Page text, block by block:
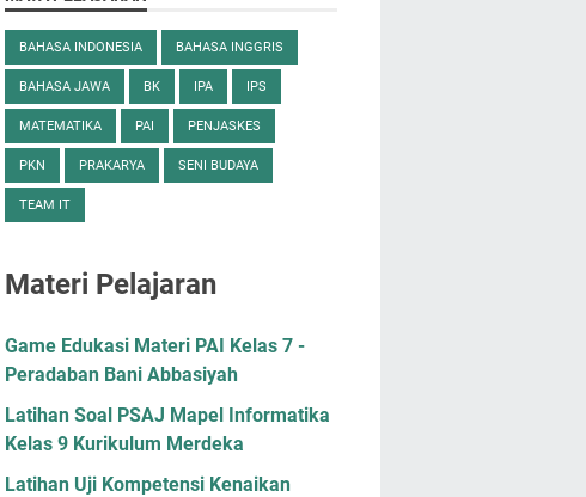
BAHASA INDONESIA BAHASA INGGRIS
BAHASA JAWA BK IPA IPS
MATEMATIKA PAI PENJASKES
PKN PRAKARYA SENI BUDAYA
TEAM IT
Materi Pelajaran
Game Edukasi Materi PAI Kelas 7 -
Peradaban Bani Abbasiyah
Latihan Soal PSAJ Mapel Informatika
Kelas 9 Kurikulum Merdeka
Latihan Uji Kompetensi Kenaikan